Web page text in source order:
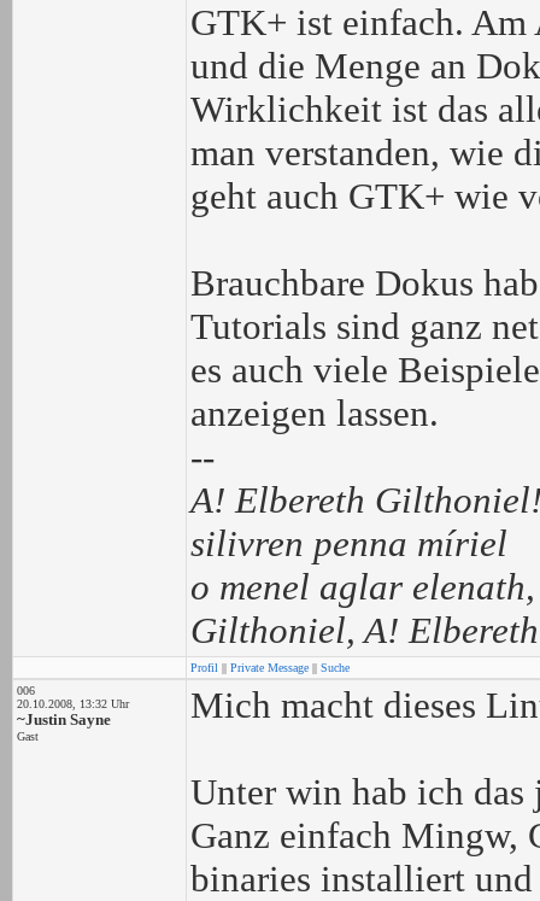
GTK+ ist einfach. Am
und die Menge an
Wirklichkeit ist das
man verstanden, wie
geht auch GTK+ wie
Brauchbare Dokus
Tutorials sind ganz
es auch viele
anzeigen lassen.
--
A! Elbereth
silivren penna míriel
o menel aglar elenath,
Gilthoniel, A!
Profil || Private Message || Suche
006
20.10.2008, 13:32 Uhr
~Justin Sayne
Gast
Mich macht dieses
Unter win hab ich
Ganz einfach Mingw,
binaries installiert